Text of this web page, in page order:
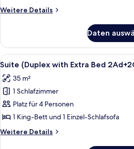
4Ad)
Weitere Details
Weitere
Terrasse
(Duplex
Extra
4Ad)
Daten
Alle
Fotos
für
Suite
(Duplex
with
Extra
Bed
Ein
7
Suite (Duplex with Extra Bed
35 m²
1 Schlafzimmer
Platz für 4 Personen
1 King-Bett und 1 Einzel-Schlafsofa
Weitere Details
Weitere